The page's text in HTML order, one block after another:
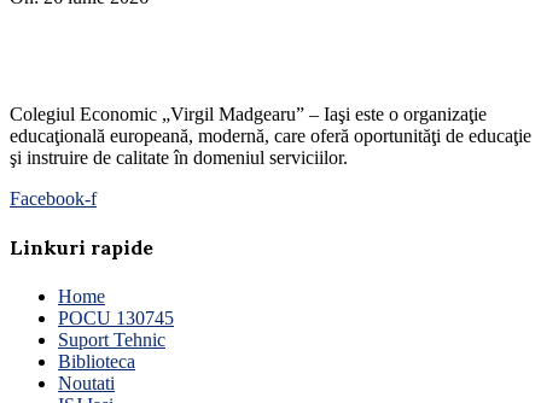
Colegiul Economic „Virgil Madgearu” – Iaşi este o organizaţie
educaţională europeană, modernă, care oferă oportunităţi de educaţie
şi instruire de calitate în domeniul serviciilor.
Facebook-f
Linkuri rapide
Home
POCU 130745
Suport Tehnic
Biblioteca
Noutati